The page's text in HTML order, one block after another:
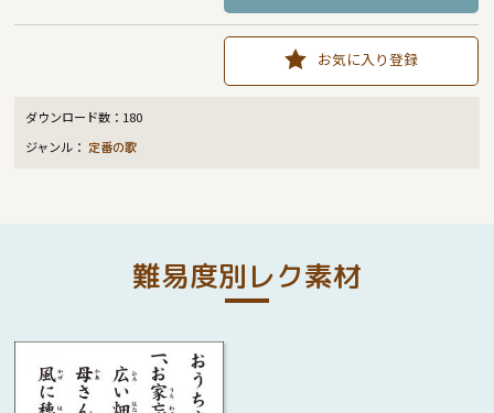
お気に入り登録
ダウンロード数： 180
ジャンル： 定番の歌
難易度別レク素材